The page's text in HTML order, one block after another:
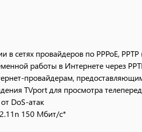
сетях провайдеров по PPPoE, PPTP
работы в Интернете через
провайдерам, предоставляющим
TVport для просмотра
DoS-атак
150 Мбит/с*